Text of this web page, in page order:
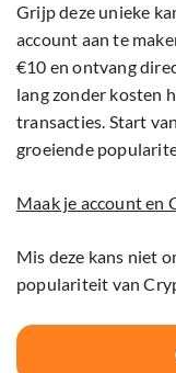
Grijp deze unieke
account aan te
€10 en ontvang
lang zonder kosten
transacties. Start
groeiende
Maak je account en
Mis deze kans niet
populariteit van